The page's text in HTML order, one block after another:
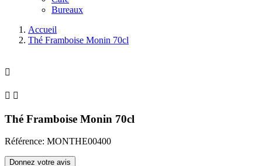
Bureaux
Accueil
Thé Framboise Monin 70cl

 
Thé Framboise Monin 70cl
Référence: MONTHE00400
Donnez votre avis